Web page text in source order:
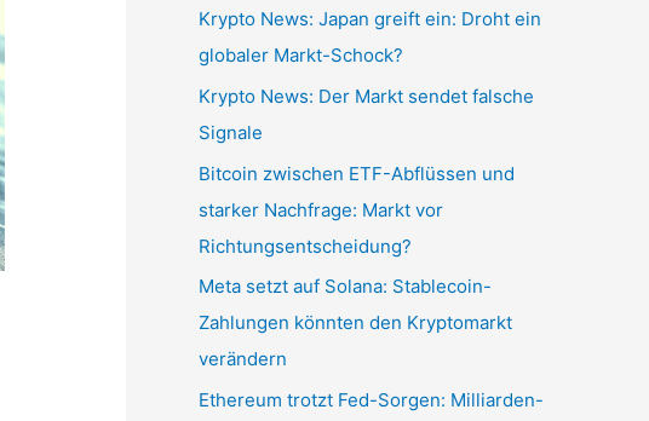
Krypto News: Japan greift ein: Droht ein
globaler Markt-Schock?
Krypto News: Der Markt sendet falsche
Signale
Bitcoin zwischen ETF-Abflüssen und
starker Nachfrage: Markt vor
Richtungsentscheidung?
Meta setzt auf Solana: Stablecoin-
Zahlungen könnten den Kryptomarkt
verändern
Ethereum trotzt Fed-Sorgen: Milliarden-